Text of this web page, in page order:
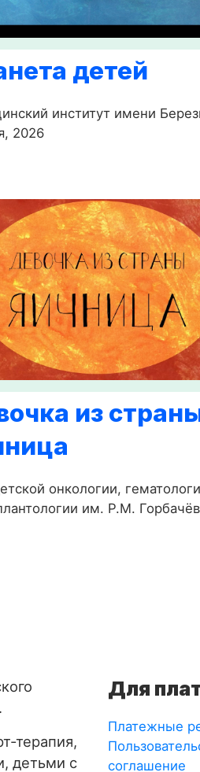
детей
институт имени
2026
из
онкологии,
им. Р.М.
терапия,
детьми с
Для
Платежные
соглашение